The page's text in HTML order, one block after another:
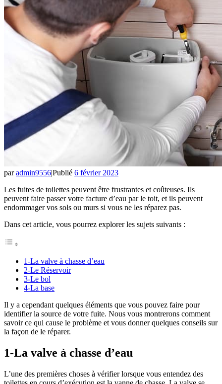
paradmin9556|Publié 6 février 2023
Les fuites de toilettes peuvent être frustrantes et coûteuses. Ils
peuvent faire passer votre facture d’eau par le toit, et ils peuvent
endommager vos sols ou murs si vous ne les réparez pas.
Dans cet article, vous pourrez explorer les sujets suivants :
1-La valve à chasse d’eau
2-Le Réservoir
3-Le bol
4-La base
Il y a cependant quelques éléments que vous pouvez faire pour
identifier la source de votre fuite. Nous vous montrerons comment
savoir ce qui cause le problème et vous donner quelques conseils sur
la façon de le réparer.
1-La valve à chasse d’eau
L’une des premières choses à vérifier lorsque vous entendez des